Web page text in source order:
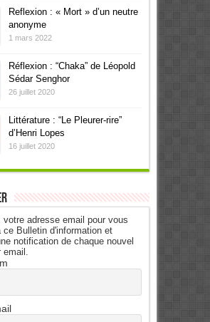
Reflexion : « Mort » d’un neutre
anonyme
1 mars 2022
Réflexion : “Chaka” de Léopold
Sédar Senghor
26 juillet 2020
Littérature : “Le Pleurer-rire”
d’Henri Lopes
16 juillet 2020
adresse email pour vous
ce Bulletin d'information et
notification de chaque nouvel
email.